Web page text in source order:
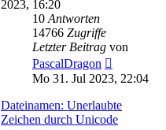
2023, 16:20
10 Antworten
14766 Zugriffe
Letzter Beitrag von
PascalDragon
Mo 31. Jul 2023, 22:04
Dateinamen: Unerlaubte
Zeichen durch Unicode